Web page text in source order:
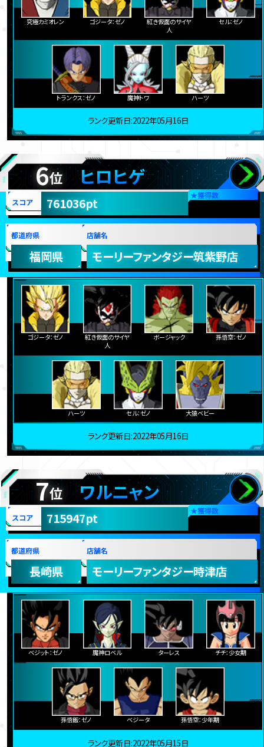
究極カミオレン ゴジータ：ゼノ
紅き仮面のサイヤ
人
セル：ゼノ
トランクス：ゼノ 魔神トワ ハーツ
ランク更新日:2022年05月16日
6位 ヒロヒゲ
★獲得数
スコア 761036pt
都道府県
福岡県
店舗名
モーリーファンタジー筑紫野店
ゴジータ：ゼノ
紅き仮面のサイヤ
人
ボージャック 孫悟空：ゼノ
ハーツ セル：ゼノ 大猿ベビー
ランク更新日:2022年05月16日
7位 ワルニャン
★獲得数
スコア 715947pt
都道府県
長崎県
店舗名
モーリーファンタジー時津店
ベジット：ゼノ 魔神ロベル ターレス チチ：少女期
孫悟飯：ゼノ ベジータ 孫悟空：少年期
ランク更新日:2022年05月15日